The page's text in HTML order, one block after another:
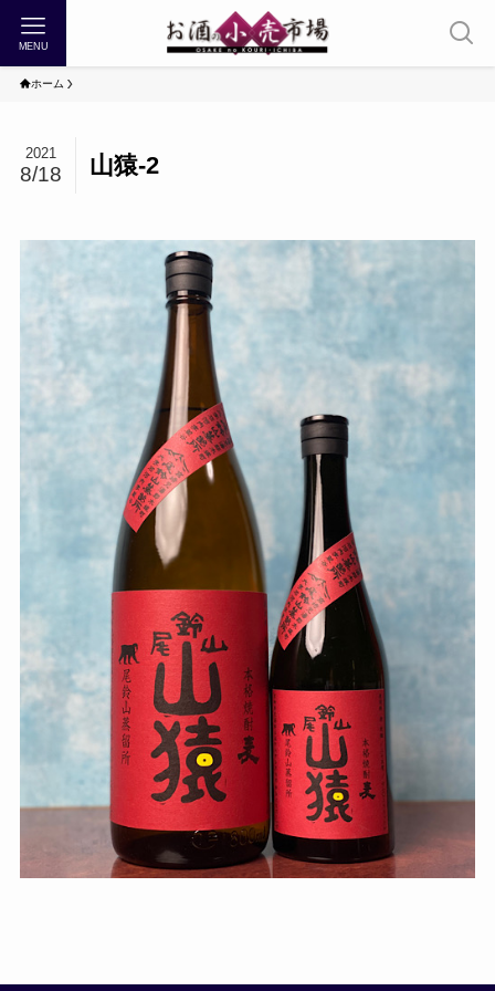
MENU
ホーム
山猿-2
2021
8/18